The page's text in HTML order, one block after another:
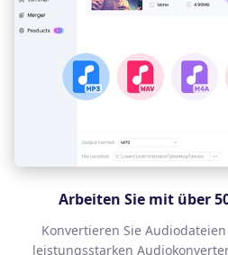
Arbeiten Sie mit über
Konvertieren Sie
leistungsstarken